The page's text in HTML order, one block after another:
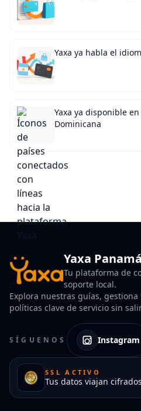
Yaxa ya habla el
Yaxa ya disponible
Dominicana
Yaxa Panamá
Tu plataforma de
soporte local.
Explora nuestras guías,
políticas clave de servicio sin
SÍGUENOS Instagram
SSL ACTIVO
Tus datos viajan